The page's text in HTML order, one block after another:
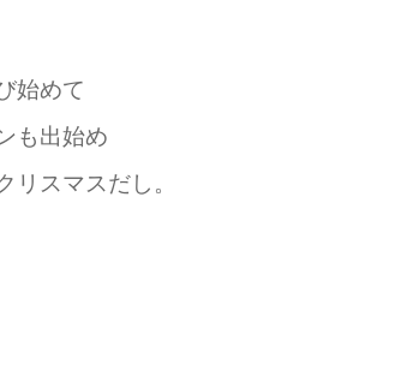
始めて
も出始め
リスマスだし。